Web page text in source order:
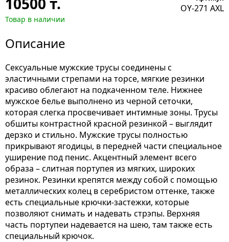
Товар в наличии
OY-271 AXL
Описание
Сексуальные мужские трусы соединены с
эластичными стрепами на торсе, мягкие резинки
красиво облегают на подкаченном теле. Нижнее
мужское белье выполнено из черной сеточки,
которая слегка просвечивает интимные зоны. Трусы
обшиты контрастной красной резинкой – выглядит
дерзко и стильно. Мужские трусы полностью
прикрывают ягодицы, в передней части специальное
уширение под пенис. Акцентный элемент всего
образа – слитная портупея из мягких, широких
резинок. Резинки крепятся между собой с помощью
металлических колец в серебристом оттенке, также
есть специальные крючки-застежки, которые
позволяют снимать и надевать стрэпы. Верхняя
часть портупеи надевается на шею, там также есть
специальный крючок.